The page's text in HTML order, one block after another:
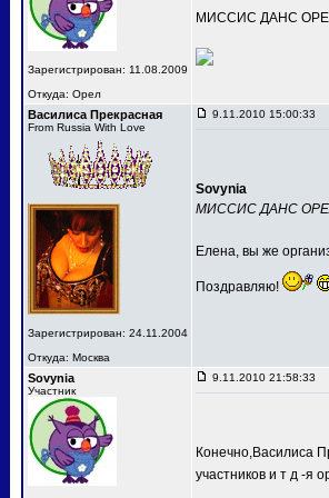
Зарегистрирован: 11.08.2009
Откуда: Орел
МИССИС ДАНС ОРЕЛ
Василиса Прекрасная
From Russia With Love
Зарегистрирован: 24.11.2004
Откуда: Москва
9.11.2010 15:00:33
Sovynia
МИССИС ДАНС
Елена, вы же
Поздравляю!
Sovynia
Участник
9.11.2010 21:58:33
Конечно,Василиса
участников и т д -я